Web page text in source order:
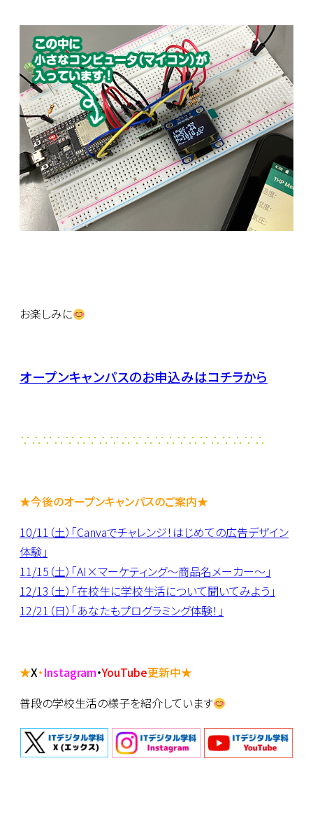
お楽しみに
オープンキャンパスのお申込みはコチラから
∵∴∵∴∵∴∵∴∵∴∵∴∵∴∵∴∵∴∵∴∵∴
★今後のオープンキャンパスのご案内★
10/11（土）「Canvaでチャレンジ！はじめての広告デザイン
体験」
11/15（土）「AI×マーケティング～商品名メーカー～」
12/13（土）「在校生に学校生活について聞いてみよう」
12/21（日）「あなたもプログラミング体験！」
★X・Instagram・YouTube更新中★
普段の学校生活の様子を紹介しています